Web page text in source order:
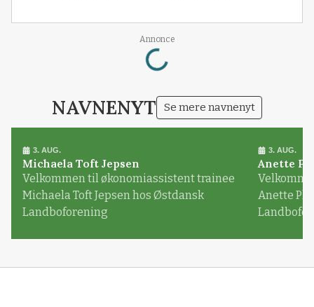
Annonce
Loading...
NAVNENYT Se mere navnenyt
3. AUG.
Michaela Toft Jepsen
Velkommen til økonomiassistent trainee
Michaela Toft Jepsen hos Østdansk
Landboforening
3. AUG.
Anette
Anette